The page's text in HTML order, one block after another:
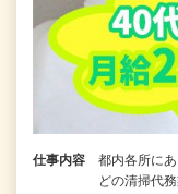
仕事内容
都内各所に
どの清掃代